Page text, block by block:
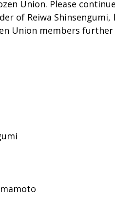
Union. Please
of Reiwa
Union members
２０
わ
山